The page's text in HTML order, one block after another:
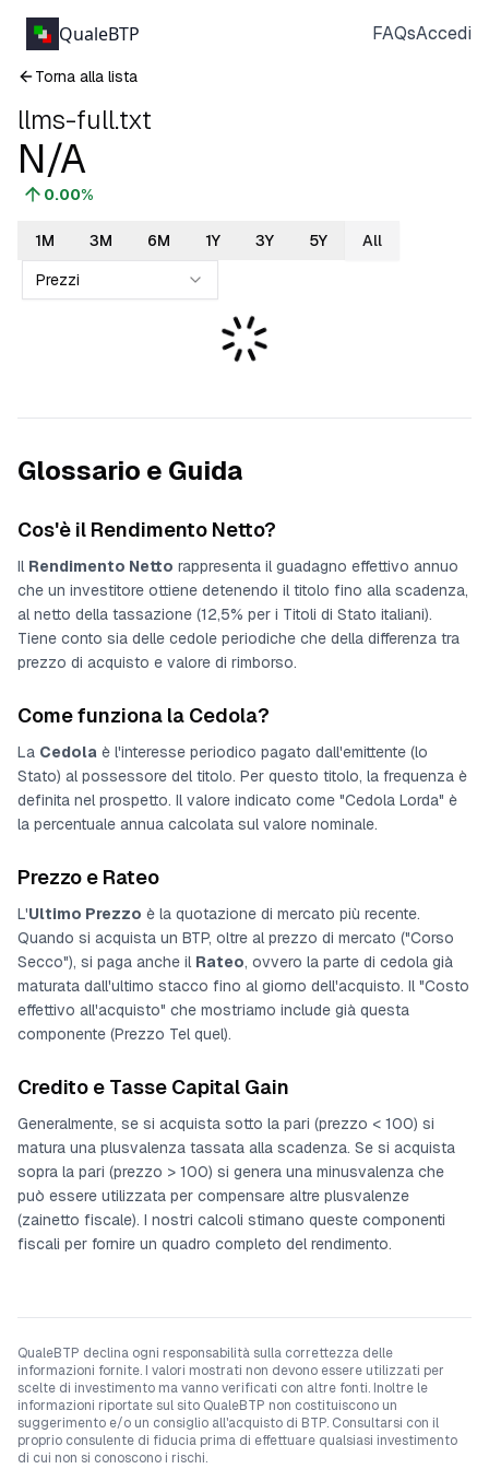
QualeBTP FAQsAccedi
Torna alla lista
llms-full.txt
N/A
0.00%
1M 3M 6M 1Y 3Y 5Y
All
Prezzi
Glossario e Guida
Cos'è il Rendimento Netto?
Il Rendimento Netto rappresenta il guadagno effettivo annuo
che un investitore ottiene detenendo il titolo fino alla scadenza,
al netto della tassazione (12,5% per i Titoli di Stato italiani).
Tiene conto sia delle cedole periodiche che della differenza tra
prezzo di acquisto e valore di rimborso.
Come funziona la Cedola?
La Cedola è l'interesse periodico pagato dall'emittente (lo
Stato) al possessore del titolo. Per questo titolo, la frequenza è
definita nel prospetto. Il valore indicato come "Cedola Lorda" è
la percentuale annua calcolata sul valore nominale.
Prezzo e Rateo
L'Ultimo Prezzo è la quotazione di mercato più recente.
Quando si acquista un BTP, oltre al prezzo di mercato ("Corso
Secco"), si paga anche il Rateo, ovvero la parte di cedola già
maturata dall'ultimo stacco fino al giorno dell'acquisto. Il "Costo
effettivo all'acquisto" che mostriamo include già questa
componente (Prezzo Tel quel).
Credito e Tasse Capital Gain
Generalmente, se si acquista sotto la pari (prezzo < 100) si
matura una plusvalenza tassata alla scadenza. Se si acquista
sopra la pari (prezzo > 100) si genera una minusvalenza che
può essere utilizzata per compensare altre plusvalenze
(zainetto fiscale). I nostri calcoli stimano queste componenti
fiscali per fornire un quadro completo del rendimento.
QualeBTP declina ogni responsabilità sulla correttezza delle
informazioni fornite. I valori mostrati non devono essere utilizzati per
scelte di investimento ma vanno verificati con altre fonti. Inoltre le
informazioni riportate sul sito QualeBTP non costituiscono un
suggerimento e/o un consiglio all'acquisto di BTP. Consultarsi con il
proprio consulente di fiducia prima di effettuare qualsiasi investimento
di cui non si conoscono i rischi.